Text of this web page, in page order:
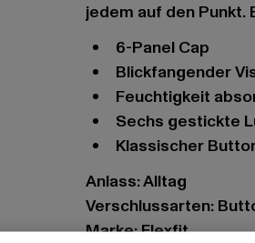
jedem auf den Punkt.
6-Panel Cap
blickfangender
Feuchtigkeit
sechs gestickte
klassischer
Anlass: Alltag
Verschlussarten:
Marke: Flexfit